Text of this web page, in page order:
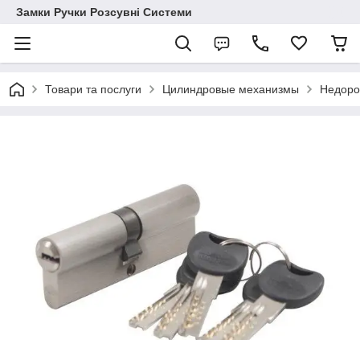
Замки Ручки Розсувні Системи
Товари та послуги Цилиндровые механизмы